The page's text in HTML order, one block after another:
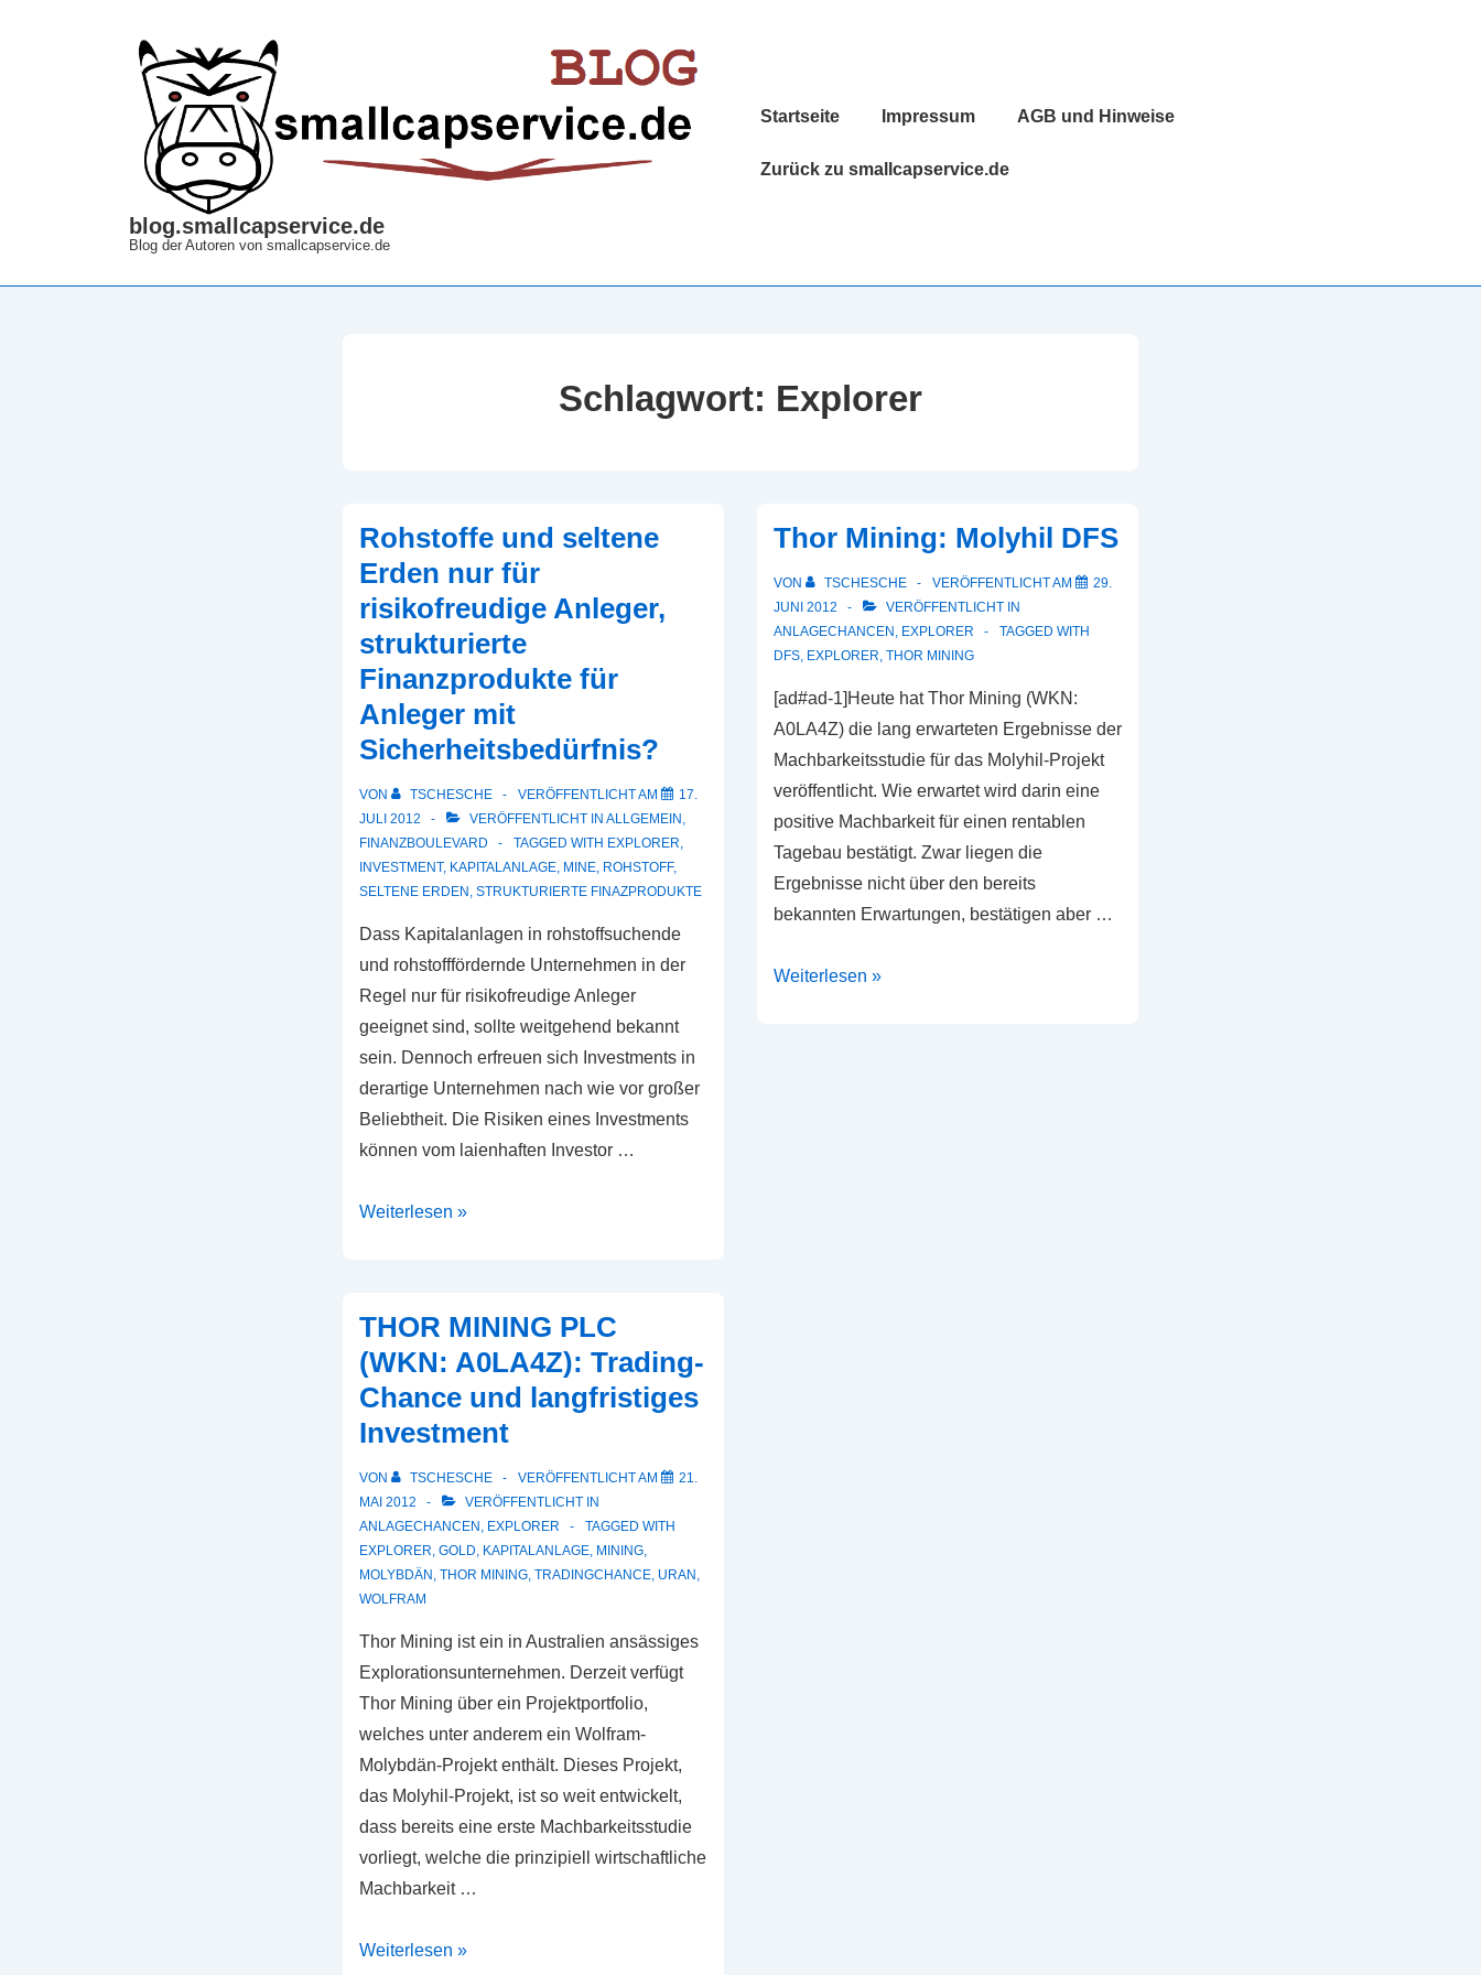
blog.smallcapservice.de
Blog der Autoren von smallcapservice.de
Hauptnavigation
Startseite Impressum AGB und Hinweise
Zurück zu smallcapservice.de
Schlagwort: Explorer
Rohstoffe und seltene
Erden nur für
risikofreudige Anleger,
strukturierte
Finanzprodukte für
Anleger mit
Sicherheitsbedürfnis?
VON TSCHESCHE VERÖFFENTLICHT AM
17.
JULI 2012
VERÖFFENTLICHT IN ALLGEMEIN ,
FINANZBOULEVARD
TAGGED WITH EXPLORER,
INVESTMENT, KAPITALANLAGE, MINE, ROHSTOFF,
SELTENE ERDEN , STRUKTURIERTE FINAZPRODUKTE
Dass Kapitalanlagen in rohstoffsuchende
und rohstofffördernde Unternehmen in der
Regel nur für risikofreudige Anleger
geeignet sind, sollte weitgehend bekannt
sein. Dennoch erfreuen sich Investments in
derartige Unternehmen nach wie vor großer
Beliebtheit. Die Risiken eines Investments
können vom laienhaften Investor …
Rohstoffe
nur
für
risikofreudige
Anleger,
Finanzprodukte
für
Anleger
mit
Weiterlesen »
Thor Mining: Molyhil DFS
VON TSCHESCHE VERÖFFENTLICHT AM
29.
JUNI 2012
VERÖFFENTLICHT IN
ANLAGECHANCEN , EXPLORER
TAGGED WITH
DFS, EXPLORER, THOR MINING
[ad#ad-1]Heute hat Thor Mining (WKN:
A0LA4Z) die lang erwarteten Ergebnisse der
Machbarkeitsstudie für das Molyhil-Projekt
veröffentlicht. Wie erwartet wird darin eine
positive Machbarkeit für einen rentablen
Tagebau bestätigt. Zwar liegen die
Ergebnisse nicht über den bereits
bekannten Erwartungen, bestätigen aber …
Thor
Weiterlesen »
THOR MINING PLC
(WKN: A0LA4Z): Trading-
Chance und langfristiges
Investment
VON TSCHESCHE VERÖFFENTLICHT AM
21.
MAI 2012
VERÖFFENTLICHT IN
ANLAGECHANCEN , EXPLORER
TAGGED WITH
EXPLORER, GOLD, KAPITALANLAGE, MINING,
MOLYBDÄN , THOR MINING, TRADINGCHANCE, URAN ,
WOLFRAM
Thor Mining ist ein in Australien ansässiges
Explorationsunternehmen. Derzeit verfügt
Thor Mining über ein Projektportfolio,
welches unter anderem ein Wolfram-
Molybdän-Projekt enthält. Dieses Projekt,
das Molyhil-Projekt, ist so weit entwickelt,
dass bereits eine erste Machbarkeitsstudie
vorliegt, welche die prinzipiell wirtschaftliche
Machbarkeit …
THOR
Weiterlesen »